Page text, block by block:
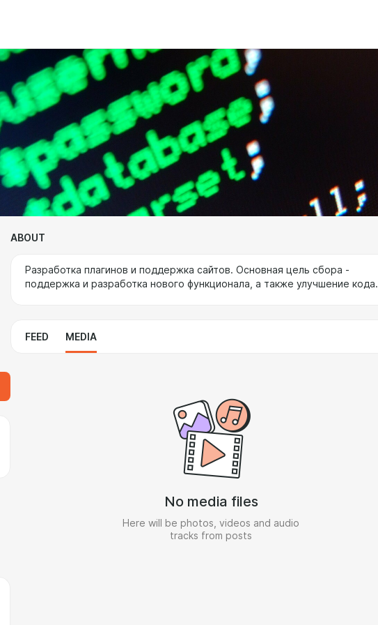
ABOUT
Разработка плагинов и поддержка сайтов. Основная цель сбора -
поддержка и разработка нового функционала, а также улучшение кода.
FEED MEDIA
No media files
Here will be photos, videos and audio
tracks from posts